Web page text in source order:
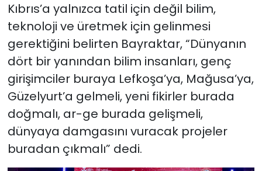
Kıbrıs’a yalnızca tatil için değil bilim,
teknoloji ve üretmek için gelinmesi
gerektiğini belirten Bayraktar, “Dünyanın
dört bir yanından bilim insanları, genç
girişimciler buraya Lefkoşa’ya, Mağusa’ya,
Güzelyurt’a gelmeli, yeni fikirler burada
doğmalı, ar-ge burada gelişmeli,
dünyaya damgasını vuracak projeler
buradan çıkmalı” dedi.